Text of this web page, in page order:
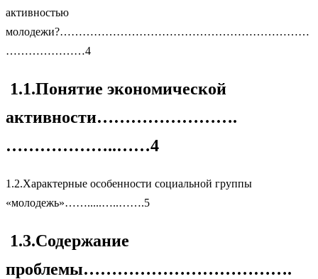
активностью
молодежи?…………………………………………………………
…………………4
1.1.Понятие экономической
активности…………………….
………………..……4
1.2.Характерные особенности социальной группы
«молодежь»…….....…..…….5
1.3.Содержание
проблемы……………………………….